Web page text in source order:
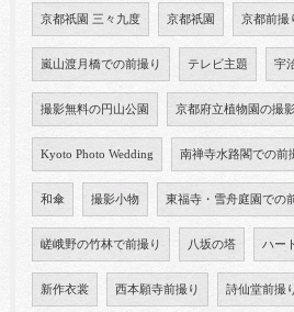
京都祇園 三々九度 京都祇園 京都前撮
嵐山渡月橋での前撮り テレビ主題 宇
撮影無料の円山公園 京都府立植物園の撮
Kyoto Photo Wedding 南禅寺水路閣での前
和傘 撮影小物 東福寺・雪舟庭園での
嵯峨野の竹林で前撮り 八坂の塔 ハー
新作衣裳 西本願寺前撮り 詩仙堂前撮